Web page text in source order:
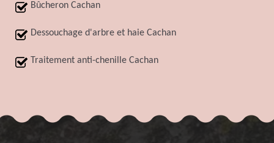
Bûcheron Cachan
Dessouchage d'arbre et haie Cachan
Traitement anti-chenille Cachan